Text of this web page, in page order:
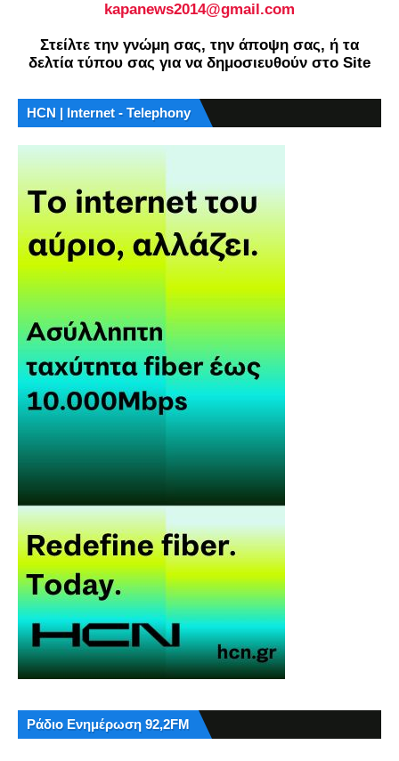
kapanews2014@gmail.com
Στείλτε την γνώμη σας, την άποψη σας, ή τα
δελτία τύπου σας για να δημοσιευθούν στο Site
HCN | Internet - Telephony
Ράδιο Ενημέρωση 92,2FM